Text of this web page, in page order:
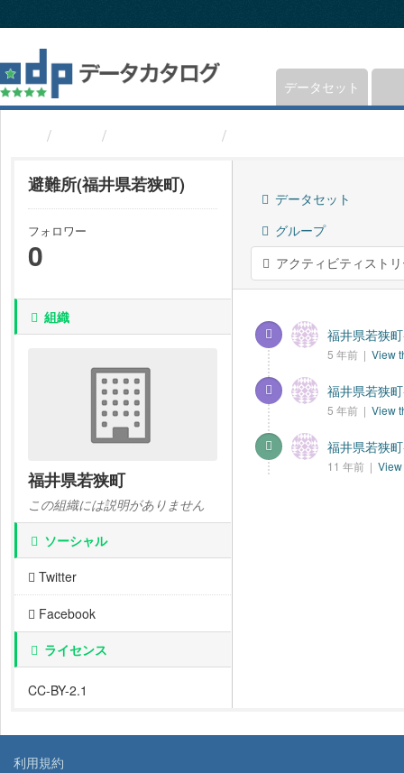
キ
プ
し
て
データセット
避難所(福井県若狭町)
フォロワー
0
組織
福井県若狭町
この組織には説明がありません
ソーシャル
Twitter
Facebook
ライセンス
CC-BY-2.1
データセット
グループ
アクティビティスト
福井県若狭
5 年前 | View
福井県若狭
5 年前 | View
福井県若狭
11 年前 |
利用規約